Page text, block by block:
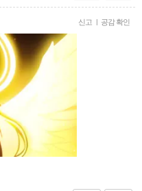
신고 | 공감 확인